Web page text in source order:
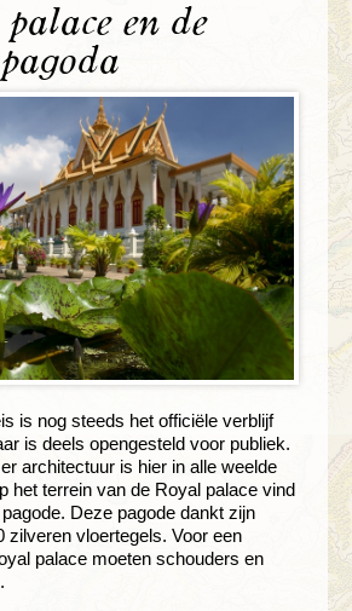
en de
is nog steeds het officiële verblijf
is deels opengesteld voor publiek.
architectuur is hier in alle weelde
het terrein van de Royal palace vind
Deze pagode dankt zijn
zilveren vloertegels. Voor een
palace moeten schouders en